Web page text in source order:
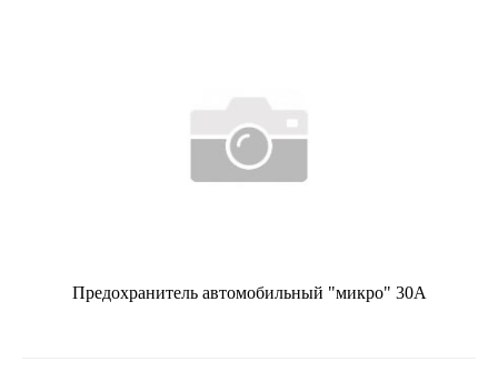
Предохранитель автомобильный "микро" 30А